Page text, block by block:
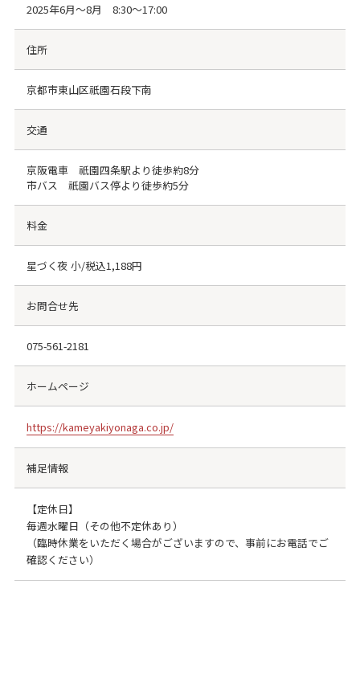
2025年6月～8月 8:30〜17:00
住所
京都市東山区祇園石段下南
交通
京阪電車 祇園四条駅より徒歩約8分
市バス 祇園バス停より徒歩約5分
料金
星づく夜 小/税込1,188円
お問合せ先
075-561-2181
ホームページ
https://kameyakiyonaga.co.jp/
補足情報
【定休日】
毎週水曜日（その他不定休あり）
（臨時休業をいただく場合がございますので、事前にお電話でご
確認ください）